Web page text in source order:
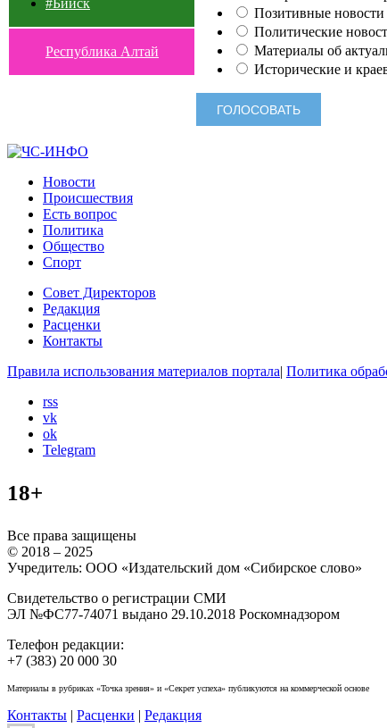
Республика Алтай
Позитивные новости
Политические
Материалы об
Исторические и
Новости
Происшествия
Есть вопрос
Политика
Общество
Спорт
Совет Директоров
Редакция
Расценки
Контакты
Правила использования материалов портала| Политика
rss
vk
ok
Telegram
18+
Все права защищены
© 2018 – 2025
Учредитель: ООО «Издательский дом «Сибирское слово»
Свидетельство о регистрации СМИ
ЭЛ №ФС77-74071 выдано 29.10.2018 Роскомнадзором
Телефон редакции:
+7 (383) 20 000 30
Материалы в рубриках «Точка зрения» и «Секрет успеха» публикуются на коммерческой основе
Контакты | Расценки | Редакция